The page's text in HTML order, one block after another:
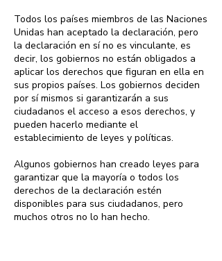
Todos los países miembros de las Naciones
Unidas han aceptado la declaración, pero
la declaración en sí no es vinculante, es
decir, los gobiernos no están obligados a
aplicar los derechos que figuran en ella en
sus propios países. Los gobiernos deciden
por sí mismos si garantizarán a sus
ciudadanos el acceso a esos derechos, y
pueden hacerlo mediante el
establecimiento de leyes y políticas.
Algunos gobiernos han creado leyes para
garantizar que la mayoría o todos los
derechos de la declaración estén
disponibles para sus ciudadanos, pero
muchos otros no lo han hecho.